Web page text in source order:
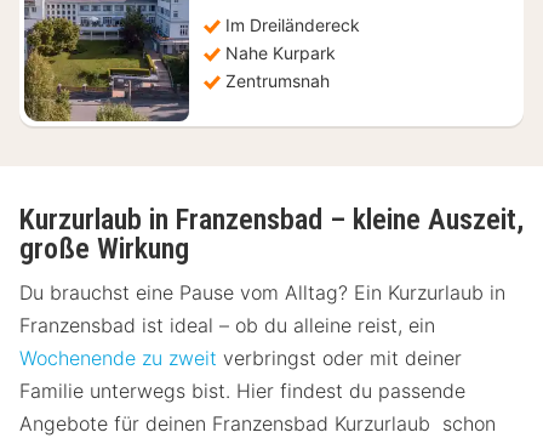
Im Dreiländereck
Nahe Kurpark
Zentrumsnah
Kurzurlaub in Franzensbad – kleine Auszeit,
große Wirkung
Du brauchst eine Pause vom Alltag? Ein Kurzurlaub in
Franzensbad ist ideal – ob du alleine reist, ein
Wochenende zu zweit verbringst oder mit deiner
Familie unterwegs bist. Hier findest du passende
Angebote für deinen Franzensbad Kurzurlaub schon